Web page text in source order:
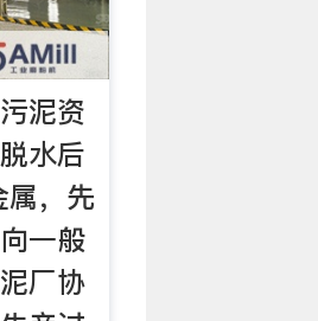
泥资
水后
，先
一般
厂协